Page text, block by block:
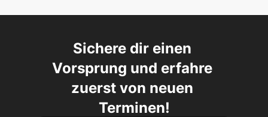
Sichere dir einen
Vorsprung und erfahre
zuerst von neuen
Terminen!